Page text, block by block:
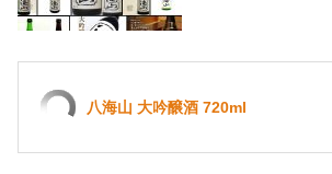
八海山 大吟醸酒 720ml